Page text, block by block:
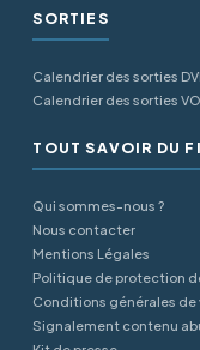
SORTIES
Calendrier des sorties
Calendrier des sorties
TOUT SAVOIR DU
Qui sommes-nous ?
Nous contacter
Mentions Légales
Politique de protection
Conditions générales de
Signalement contenu